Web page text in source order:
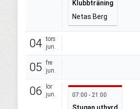
Klubbträning
Netas Berg
04 tors
jun.
05
fre
jun.
06
lör
jun.
07:00 - 21:00